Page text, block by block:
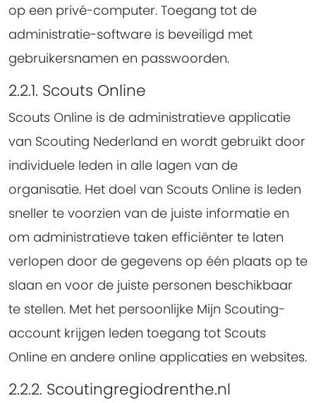
op een privé-computer. Toegang tot de
administratie-software is beveiligd met
gebruikersnamen en passwoorden.
2.2.1. Scouts Online
Scouts Online is de administratieve applicatie
van Scouting Nederland en wordt gebruikt door
individuele leden in alle lagen van de
organisatie. Het doel van Scouts Online is leden
sneller te voorzien van de juiste informatie en
om administratieve taken efficiënter te laten
verlopen door de gegevens op één plaats op te
slaan en voor de juiste personen beschikbaar
te stellen. Met het persoonlijke Mijn Scouting-
account krijgen leden toegang tot Scouts
Online en andere online applicaties en websites.
2.2.2. Scoutingregiodrenthe.nl